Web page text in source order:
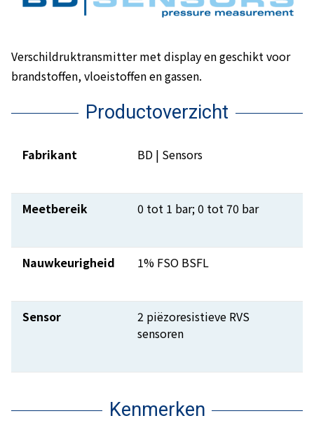
Verschildruktransmitter met display en geschikt voor
brandstoffen, vloeistoffen en gassen.
Productoverzicht
Fabrikant BD | Sensors
Meetbereik 0 tot 1 bar; 0 tot 70 bar
Nauwkeurigheid 1% FSO BSFL
Sensor
2 piëzoresistieve RVS
sensoren
Kenmerken